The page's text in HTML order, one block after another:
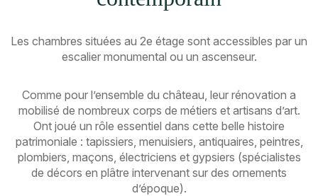
Les chambres situées au 2e étage sont accessibles par un
escalier monumental ou un ascenseur.
Comme pour l’ensemble du château, leur rénovation a
mobilisé de nombreux corps de métiers et artisans d’art.
Ont joué un rôle essentiel dans cette belle histoire
patrimoniale : tapissiers, menuisiers, antiquaires, peintres,
plombiers, maçons, électriciens et gypsiers (spécialistes
de décors en plâtre intervenant sur des ornements
d’époque).